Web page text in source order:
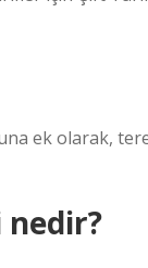
ek olarak,
nedir?